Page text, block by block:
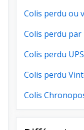
Colis perdu ou
Colis perdu par
Colis perdu UPS
Colis perdu
Colis